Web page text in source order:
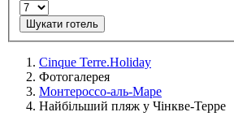
Шукати готель
Cinque Terre.Holiday
Фотогалерея
Монтероссо-аль-Маре
Найбільший пляж у Чінкве-Терре